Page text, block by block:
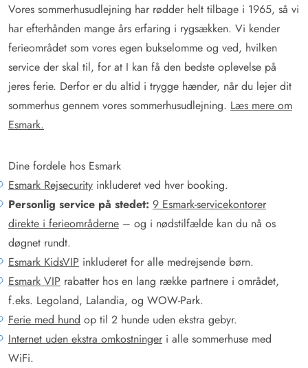
Vores sommerhusudlejning har rødder helt tilbage i 1965, så vi
har efterhånden mange års erfaring i rygsækken. Vi kender
ferieområdet som vores egen bukselomme og ved, hvilken
service der skal til, for at I kan få den bedste oplevelse på
jeres ferie. Derfor er du altid i trygge hænder, når du lejer dit
sommerhus gennem vores sommerhusudlejning. Læs mere om
Esmark.
Dine fordele hos Esmark
Esmark Rejsecurity inkluderet ved hver booking.
Personlig service på stedet: 9 Esmark-servicekontorer
direkte i ferieområderne – og i nødstilfælde kan du nå os
døgnet rundt.
Esmark KidsVIP inkluderet for alle medrejsende børn.
Esmark VIP rabatter hos en lang række partnere i området,
f.eks. Legoland, Lalandia, og WOW-Park.
Ferie med hund op til 2 hunde uden ekstra gebyr.
Internet uden ekstra omkostninger i alle sommerhuse med
WiFi.